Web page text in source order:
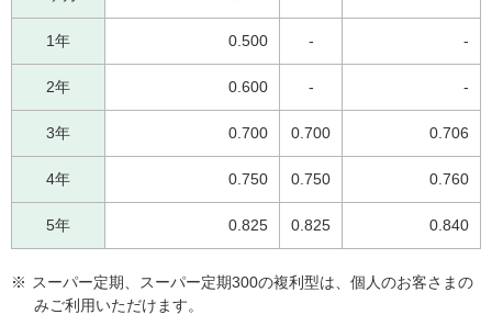
1年 0.500 - -
2年 0.600 - -
3年 0.700 0.700 0.706
4年 0.750 0.750 0.760
5年 0.825 0.825 0.840
※ スーパー定期、スーパー定期300の複利型は、個人のお客さまの
みご利用いただけます。